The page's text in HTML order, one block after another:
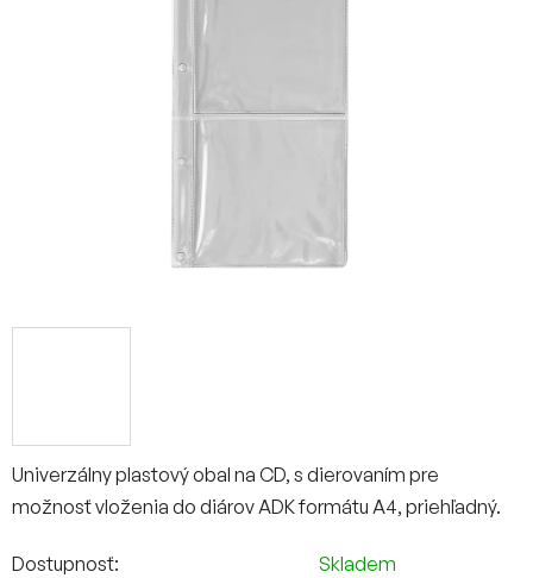
Univerzálny plastový obal na CD, s dierovaním pre
možnosť vloženia do diárov ADK formátu A4, priehľadný.
Dostupnosť Skladem